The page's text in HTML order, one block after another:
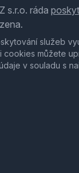
s.r.o. ráda
služeb
cookies můžete
v souladu s